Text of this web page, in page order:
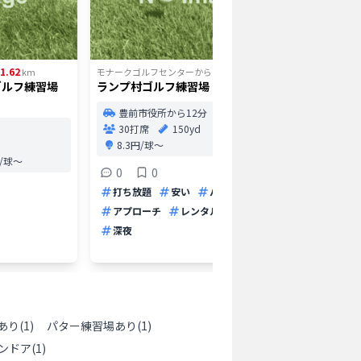
km
フ練習場
球〜
モナークゴルフセンターから
ランプ村ゴルフ練習場
豊前市役所から12分
30打席
150yd
8.3円/球〜
0 0
打ち放題 安い
パター
アプローチ
レンタルクラブ
深夜
り (1) パター練習場あり (1)
ドア(1)